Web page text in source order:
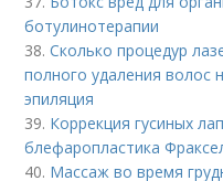
ботулинотерапии
38.Сколько процедур
полного удаления волос
эпиляция
39. Коррекция гусиных
блефаропластика
40. Массаж во время